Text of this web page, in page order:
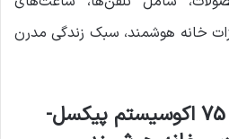
خانه هوشمند، سبک زندگی مدرن
سایبرکست قسمت : 75 اکوسیستم پیکسل-